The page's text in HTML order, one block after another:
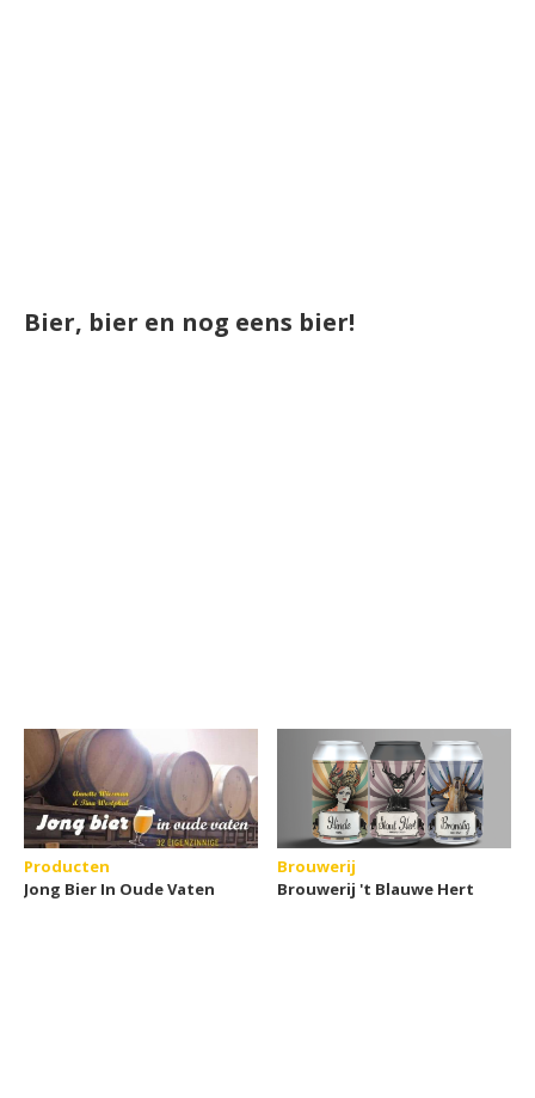
Bier, bier en nog eens bier!
Producten
Jong Bier In Oude Vaten
Brouwerij
Brouwerij 't Blauwe Hert